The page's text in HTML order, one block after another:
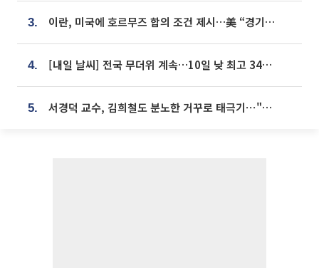
3. 이란, 미국에 호르무즈 합의 조건 제시…美 “경기 아직 안 끝나” [종합]
4. [내일 날씨] 전국 무더위 계속…10일 낮 최고 34도 육박
5. 서경덕 교수, 김희철도 분노한 거꾸로 태극기⋯"엉터리는 아냐, 아쉬울 뿐"